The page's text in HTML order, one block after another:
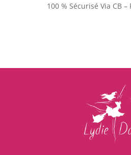
100 % Sécurisé Via CB